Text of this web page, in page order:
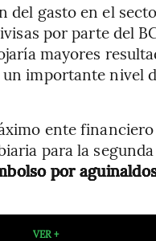
del gasto en el
por parte del
mayores
importante nivel
ente
para la
por
VER +